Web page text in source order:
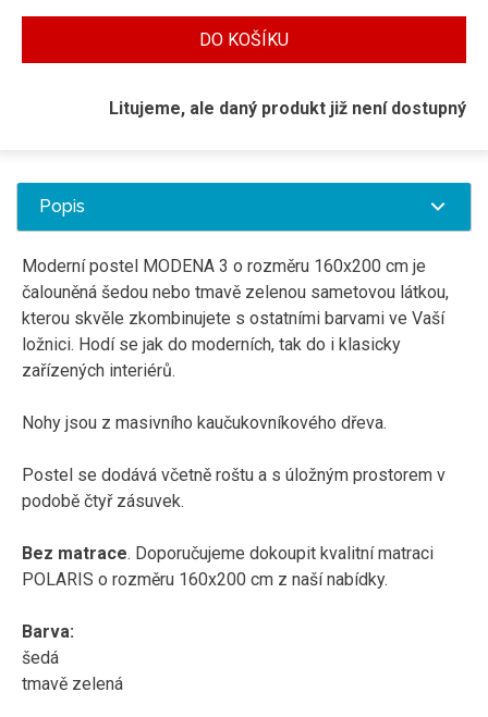
DO KOŠÍKU
Litujeme, ale daný produkt již není dostupný
Popis
Moderní postel MODENA 3 o rozměru 160x200 cm je
čalouněná šedou nebo tmavě zelenou sametovou látkou,
kterou skvěle zkombinujete s ostatními barvami ve Vaší
ložnici. Hodí se jak do moderních, tak do i klasicky
zařízených interiérů.
Nohy jsou z masivního kaučukovníkového dřeva.
Postel se dodává včetně roštu a s úložným prostorem v
podobě čtyř zásuvek.
Bez matrace. Doporučujeme dokoupit kvalitní matraci
POLARIS o rozměru 160x200 cm z naší nabídky.
Barva:
šedá
tmavě zelená